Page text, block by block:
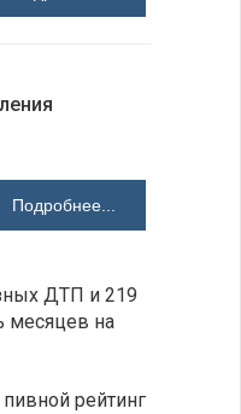
Подробнее...
ДТП и 219
месяцев на
рейтинг